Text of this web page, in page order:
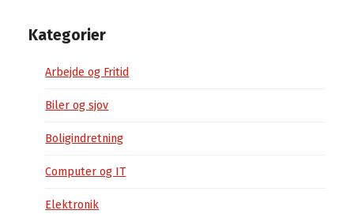
Kategorier
Arbejde og Fritid
Biler og sjov
Boligindretning
Computer og IT
Elektronik